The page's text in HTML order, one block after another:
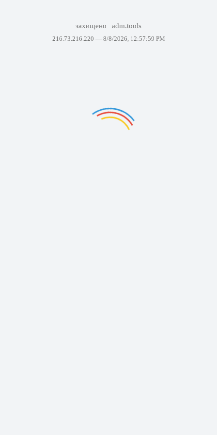
захищено adm.tools
216.73.216.220 — 8/8/2026, 12:57:59 PM